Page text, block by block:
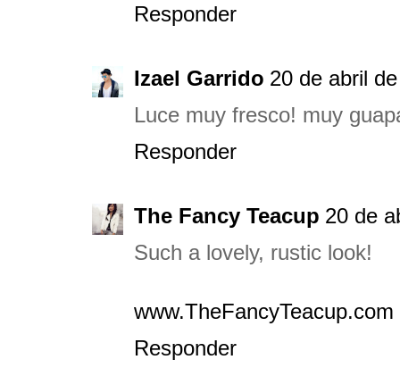
Responder
Izael Garrido 20 de abril
Luce muy fresco! muy
Responder
The Fancy Teacup 20 de
Such a lovely, rustic look!
www.TheFancyTeacup.com
Responder